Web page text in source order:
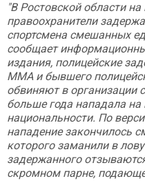
"В Ростовской области
правоохранители
спортсмена смешанных
сообщает
издания, полицейские
ММА и бывшего
обвиняют в организации
больше года нападала
национальности. По
нападение закончилось
которого заманили в
задержанного
скромном парне,